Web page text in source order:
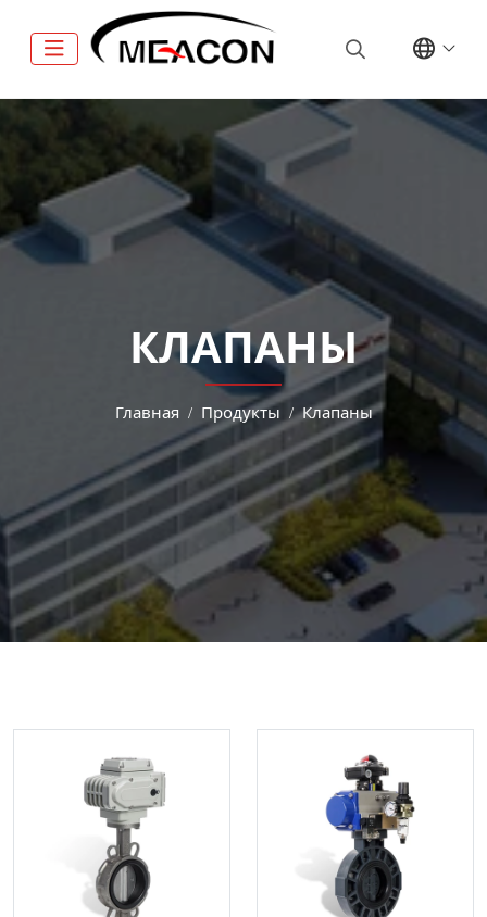
КЛАПАНЫ
Главная Продукты Клапаны